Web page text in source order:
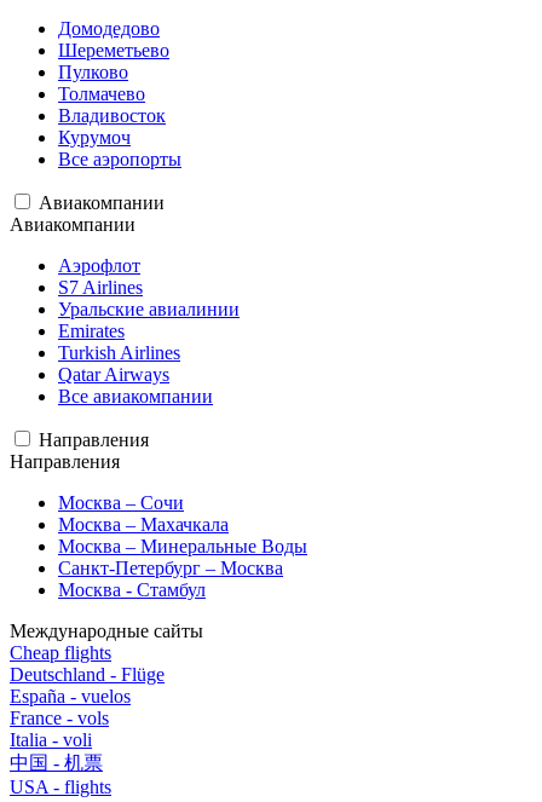
Домодедово
Шереметьево
Пулково
Толмачево
Владивосток
Курумоч
Все аэропорты
Авиакомпании
Авиакомпании
Аэрофлот
S7 Airlines
Уральские авиалинии
Emirates
Turkish Airlines
Qatar Airways
Все авиакомпании
Направления
Направления
Москва – Сочи
Москва – Махачкала
Москва – Минеральные Воды
Санкт-Петербург – Москва
Москва - Стамбул
Международные сайты
Cheap flights
Deutschland - Flüge
España - vuelos
France - vols
Italia - voli
中国 - 机票
USA - flights